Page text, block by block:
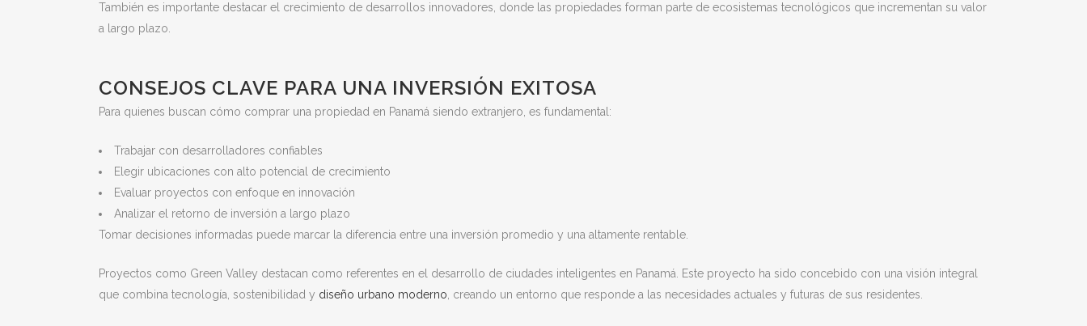
También es importante destacar el crecimiento de desarrollos innovadores, donde las propiedades forman parte de ecosistemas tecnológicos que incrementan su valor
a largo plazo.
CONSEJOS CLAVE PARA UNA INVERSIÓN EXITOSA
Para quienes buscan cómo comprar una propiedad en Panamá siendo extranjero, es fundamental:
Trabajar con desarrolladores confiables
Elegir ubicaciones con alto potencial de crecimiento
Evaluar proyectos con enfoque en innovación
Analizar el retorno de inversión a largo plazo
Tomar decisiones informadas puede marcar la diferencia entre una inversión promedio y una altamente rentable.
Proyectos como Green Valley destacan como referentes en el desarrollo de ciudades inteligentes en Panamá. Este proyecto ha sido concebido con una visión integral
que combina tecnología, sostenibilidad y diseño urbano moderno , creando un entorno que responde a las necesidades actuales y futuras de sus residentes.